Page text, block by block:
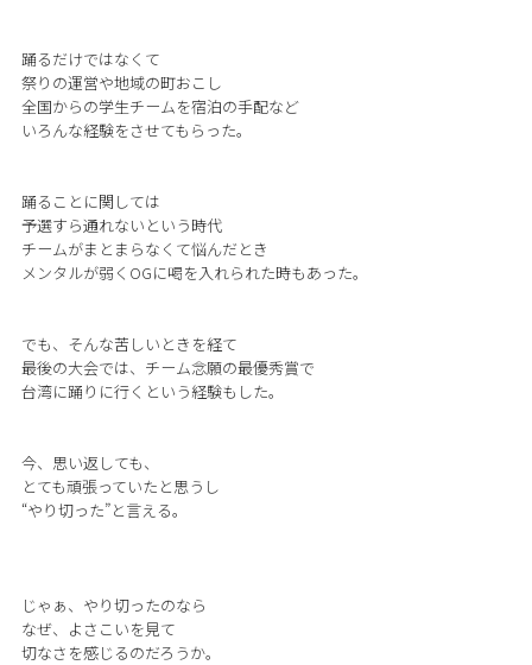
踊るだけではなくて
祭りの運営や地域の町おこし
全国からの学生チームを宿泊の手配など
いろんな経験をさせてもらった。
踊ることに関しては
予選すら通れないという時代
チームがまとまらなくて悩んだとき
メンタルが弱くOGに喝を入れられた時もあった。
でも、そんな苦しいときを経て
最後の大会では、チーム念願の最優秀賞で
台湾に踊りに行くという経験もした。
今、思い返しても、
とても頑張っていたと思うし
“やり切った”と言える。
じゃぁ、やり切ったのなら
なぜ、よさこいを見て
切なさを感じるのだろうか。